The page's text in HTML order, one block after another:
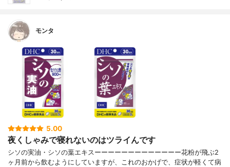
モンタ
5.00
夜くしゃみで寝れないのはツライんです
シソの実油・シソの葉エキスーーーーーーーーーーーーー花粉が飛ぶ2
ヶ月前から飲むようにしていますが、これのおかげで、症状が軽くて病